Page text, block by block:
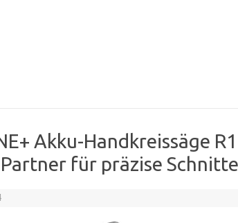
Akku-Handkreissäge
für präzise Schnitte